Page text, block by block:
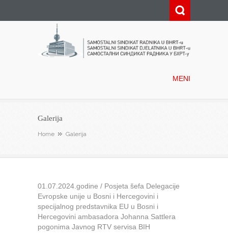
MENI
Galerija
Home Galerija
01.07.2024.godine / Posjeta šefa Delegacije
Evropske unije u Bosni i Hercegovini i
specijalnog predstavnika EU u Bosni i
Hercegovini ambasadora Johanna Sattlera
pogonima Javnog RTV servisa BIH